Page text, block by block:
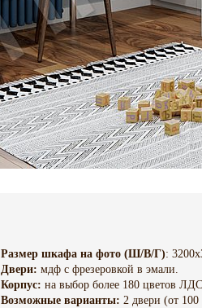
Размер шкафа на фото (Ш/В/Г):
Двери: мдф с фрезеровкой в эмали.
Корпус: на выбор более 180 цветов
Возможные варианты: 2 двери (от